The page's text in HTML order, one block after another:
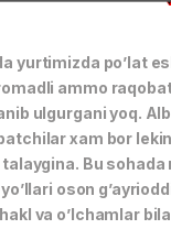
yurtimizda po’lat
ammo
ulgurgani yoq.
xam bor
Bu sohada
oson
va o’lchamlar